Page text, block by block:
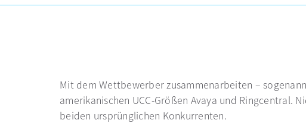
Mit dem Wettbewerber zusammenarbeiten –
amerikanischen UCC-Größen Avaya und
beiden ursprünglichen Konkurrenten.